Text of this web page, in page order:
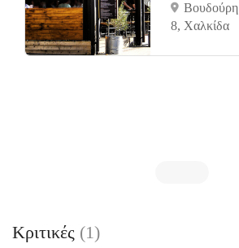
Βουδούρη
8, Χαλκίδα
Κριτικές (1)